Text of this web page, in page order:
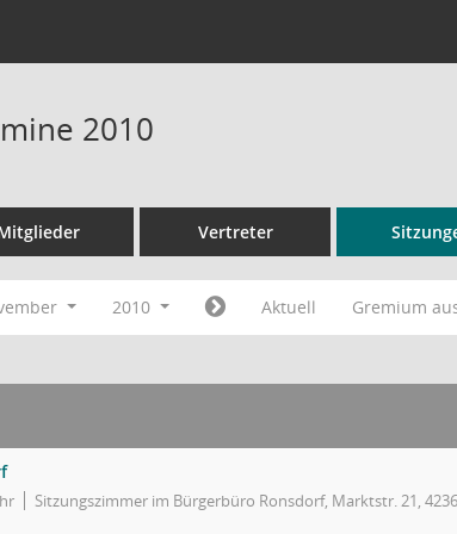
2010
Vertreter
2010 Aktuell Gremium
Sitzungszimmer im Bürgerbüro Ronsdorf, Marktstr. 21,